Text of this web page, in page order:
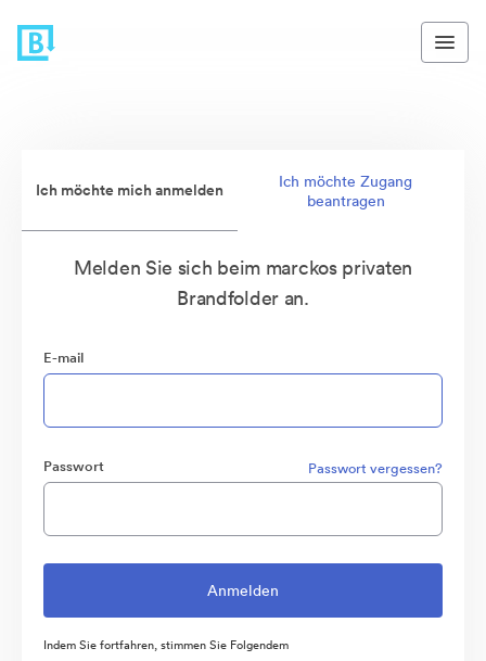
Ich möchte mich anmelden
Ich möchte Zugang
beantragen
Melden Sie sich beim marckos privaten
Brandfolder an.
E-mail
Passwort Passwort vergessen?
Indem Sie fortfahren, stimmen Sie Folgendem